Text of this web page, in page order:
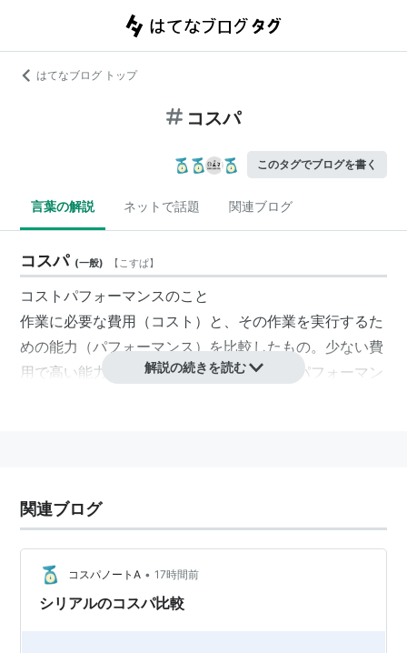
はてなブログ トップ
コスパ
このタグでブログを書く
言葉の解説 ネットで話題 関連ブログ
コスパ (一般) 【こすぱ】
コストパフォーマンスのこと
作業に必要な費用（コスト）と、その作業を実行するた
めの能力（パフォーマンス）を比較したもの。少ない費
用で高い能力を得られる場合は、「コストパフォーマン
ィットネスクラブ「コ・ス・パ」のこと。
解説の続きを読む
関連ブログ
コスパノートA • 17時間前
シリアルのコスパ比較